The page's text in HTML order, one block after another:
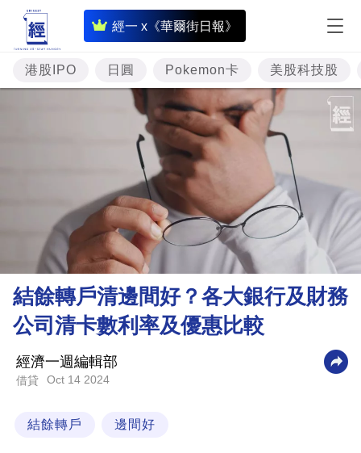
經一 x《華爾街日報》
即
時
財
經
資
樓
市
理
財
商
業
科
港股IPO 日圓 Pokemon卡 美股科技股
結餘轉戶清邊間好？各大銀行及財務
公司清卡數利率及優惠比較
經濟一週編輯部
借貸 Oct 14 2024
結餘轉戶 邊間好